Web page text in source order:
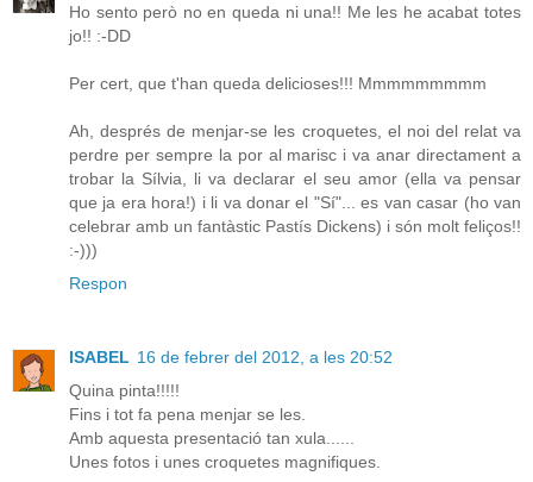
Ho sento però no en queda ni una!! Me les he acabat totes
jo!! :-DD
Per cert, que t'han queda delicioses!!! Mmmmmmmmm
Ah, després de menjar-se les croquetes, el noi del relat va
perdre per sempre la por al marisc i va anar directament a
trobar la Sílvia, li va declarar el seu amor (ella va pensar
que ja era hora!) i li va donar el "Sí"... es van casar (ho van
celebrar amb un fantàstic Pastís Dickens) i són molt feliços!!
:-)))
Respon
ISABEL 16 de febrer del 2012, a les 20:52
Quina pinta!!!!!
Fins i tot fa pena menjar se les.
Amb aquesta presentació tan xula......
Unes fotos i unes croquetes magnifiques.